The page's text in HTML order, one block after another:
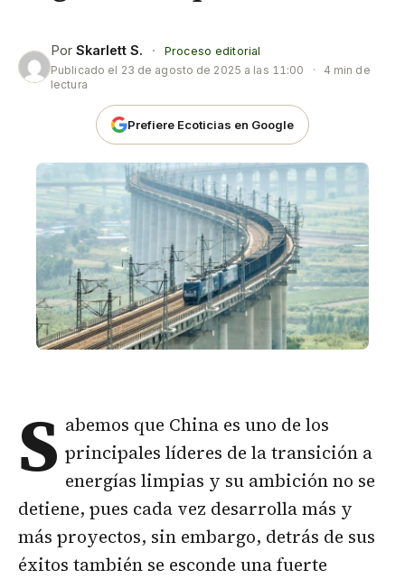
Por Skarlett S. ·
Proceso editorial
Publicado el 23 de agosto de 2025 a las 11:00 ·
4 min de
lectura
Prefiere Ecoticias en Google
S abemos que China es uno de los
principales líderes de la transición a
energías limpias y su ambición no se
detiene, pues cada vez desarrolla más y
más proyectos, sin embargo, detrás de sus
éxitos también se esconde una fuerte